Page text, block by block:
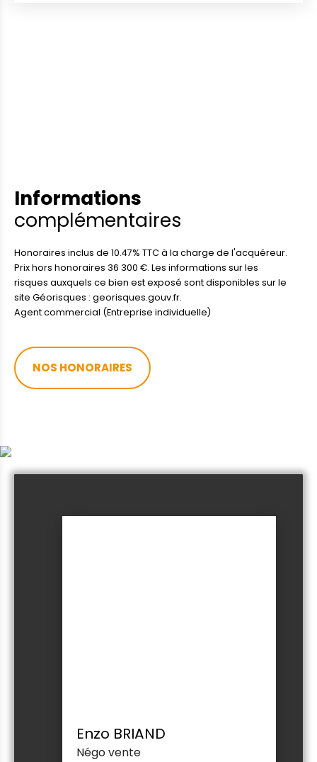
Informations
complémentaires
Honoraires inclus de 10.47% TTC à la charge de l'acquéreur.
Prix hors honoraires 36 300 €. Les informations sur les
risques auxquels ce bien est exposé sont disponibles sur le
site Géorisques : georisques.gouv.fr.
Agent commercial (Entreprise individuelle)
NOS HONORAIRES
Enzo BRIAND
Négo vente